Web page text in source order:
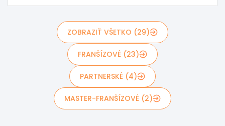
ZOBRAZIŤ VŠETKO (29)
FRANŠÍZOVÉ (23)
PARTNERSKÉ (4)
MASTER-FRANŠÍZOVÉ (2)